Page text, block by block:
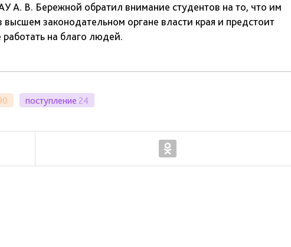
А. В. Бережной обратил внимание студентов на то, что им
законодательном органе власти края и предстоит
на благо людей.
поступление 24